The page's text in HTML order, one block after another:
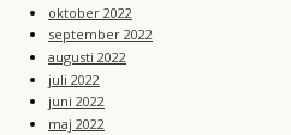
oktober 2022
september 2022
augusti 2022
juli 2022
juni 2022
maj 2022